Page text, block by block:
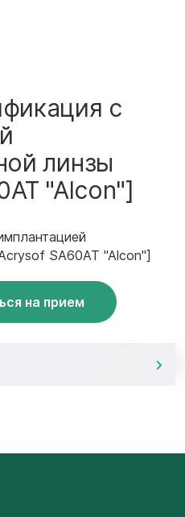
с
линзы
"Alcon"]
SA60AT "Alcon"]
на прием